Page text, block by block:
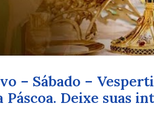
– Sábado –
Páscoa. Deixe suas